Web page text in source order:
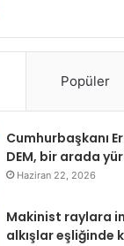
Popüler
Cumhurbaşkanı
DEM, bir arada
Haziran 22, 2026
Makinist raylara
alkışlar eşliğinde